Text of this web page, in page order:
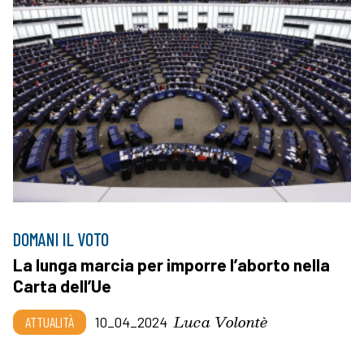
DOMANI IL VOTO
La lunga marcia per imporre l’aborto nella
Carta dell’Ue
ATTUALITÀ 10_04_2024 Luca Volontè